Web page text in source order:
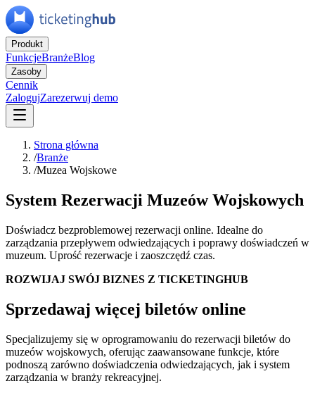
Produkt
FunkcjeBranżeBlog
Zasoby
Cennik
ZalogujZarezerwuj demo
Strona główna
/Branże
/Muzea Wojskowe
System Rezerwacji Muzeów Wojskowych
Doświadcz bezproblemowej rezerwacji online. Idealne do
zarządzania przepływem odwiedzających i poprawy doświadczeń w
muzeum. Uprość rezerwacje i zaoszczędź czas.
ROZWIJAJ SWÓJ BIZNES Z TICKETINGHUB
Sprzedawaj więcej biletów online
Specjalizujemy się w oprogramowaniu do rezerwacji biletów do
muzeów wojskowych, oferując zaawansowane funkcje, które
podnoszą zarówno doświadczenia odwiedzających, jak i system
zarządzania w branży rekreacyjnej.